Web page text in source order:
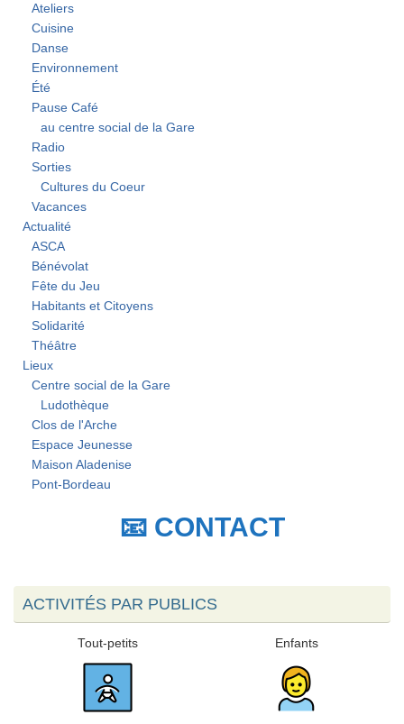
Ateliers
Cuisine
Danse
Environnement
Été
Pause Café
au centre social de la Gare
Radio
Sorties
Cultures du Coeur
Vacances
Actualité
ASCA
Bénévolat
Fête du Jeu
Habitants et Citoyens
Solidarité
Théâtre
Lieux
Centre social de la Gare
Ludothèque
Clos de l'Arche
Espace Jeunesse
Maison Aladenise
Pont-Bordeau
📧 CONTACT
ACTIVITÉS PAR PUBLICS
Tout-petits Enfants